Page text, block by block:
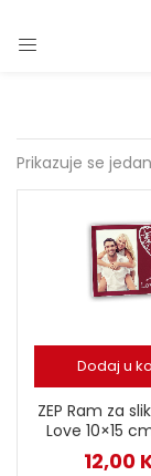
Prikazuje se
Dodaj u
ZEP Ram za
Love 10×15
12,00